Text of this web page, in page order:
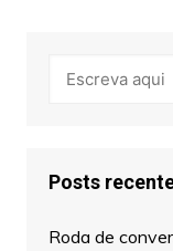
Posts
Roda de